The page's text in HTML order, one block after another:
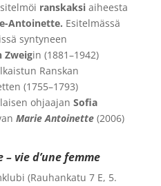
ranskaksiaiheesta
Antoinette. Esitelmässä
syntyneen
Zweigin (1881–1942)
Ranskan
(1755–1793)
ohjaajan Sofia
Marie Antoinette(2006)
vie d’une femme
(Rauhankatu 7 E, 5.